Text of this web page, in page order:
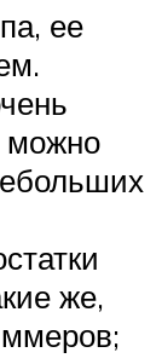
ее
можно
же,